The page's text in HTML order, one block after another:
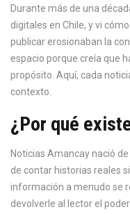
Durante más de una
digitales en Chile, y vi
publicar erosionaban la
espacio porque creía que
propósito. Aquí, cada
contexto.
¿Por qué
Noticias Amancay nació
de contar historias reales
información a menudo se
devolverle al lector el